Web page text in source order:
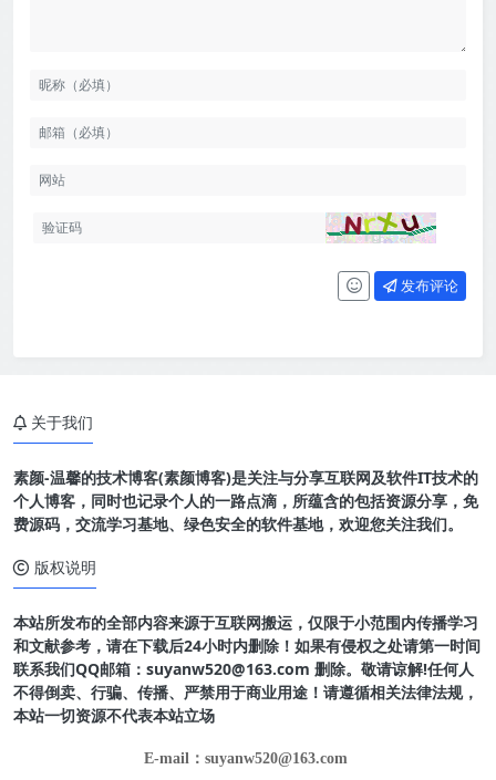
发布评论
关于我们
素颜-温馨的技术博客(素颜博客)是关注与分享互联网及软件IT技术的
个人博客，同时也记录个人的一路点滴，所蕴含的包括资源分享，免
费源码，交流学习基地、绿色安全的软件基地，欢迎您关注我们。
版权说明
本站所发布的全部内容来源于互联网搬运，仅限于小范围内传播学习
和文献参考，请在下载后24小时内删除！如果有侵权之处请第一时间
联系我们QQ邮箱：suyanw520@163.com 删除。敬请谅解!任何人
不得倒卖、行骗、传播、严禁用于商业用途！请遵循相关法律法规，
本站一切资源不代表本站立场
E-mail：suyanw520@163.com